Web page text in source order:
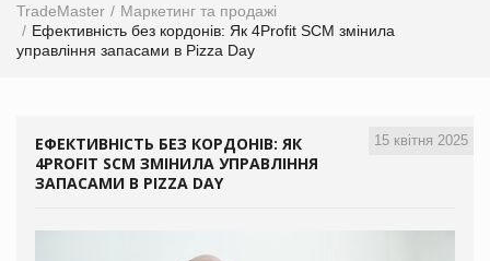
TradeMaster
Маркетинг та продажі
Ефективність без кордонів: Як 4Profit SCM змінила
управління запасами в Pizza Day
15 квітня 2025
ЕФЕКТИВНІСТЬ БЕЗ КОРДОНІВ: ЯК
4PROFIT SCM ЗМІНИЛА УПРАВЛІННЯ
ЗАПАСАМИ В PIZZA DAY